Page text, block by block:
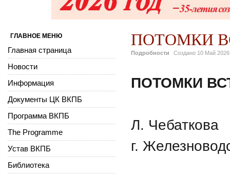
ПОТОМКИ
Подробности Создано 10 Май 2026
ПОТОМКИ
Л. Чебаткова
г.
ГЛАВНОЕ МЕНЮ
Главная страница
Новости
Информация
Документы ЦК ВКПБ
Программа ВКПБ
The Programme
Устав ВКПБ
Библиотека